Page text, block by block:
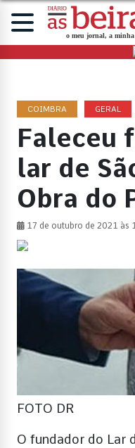
COIMBRA GERAL
Faleceu
lar de
Obra do
17 de outubro de 2021 às
FOTO DR
O fundador do Lar